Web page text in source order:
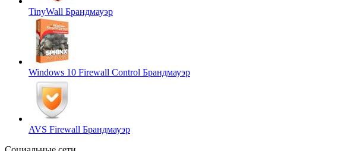
TinyWall Брандмауэр
Windows 10 Firewall Control Брандмауэр
AVS Firewall Брандмауэр